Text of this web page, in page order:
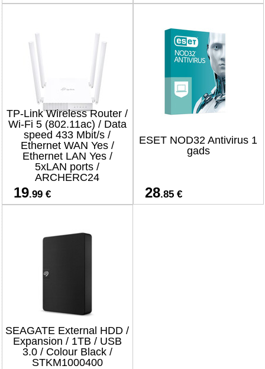
TP-Link Wireless Router /
Wi-Fi 5 (802.11ac) / Data
speed 433 Mbit/s /
Ethernet WAN Yes /
Ethernet LAN Yes /
5xLAN ports /
ARCHERC24
19.99 €
ESET NOD32 Antivirus 1
gads
28.85 €
SEAGATE External HDD /
Expansion / 1TB / USB
3.0 / Colour Black /
STKM1000400